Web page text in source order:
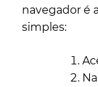
navegador é
simples: